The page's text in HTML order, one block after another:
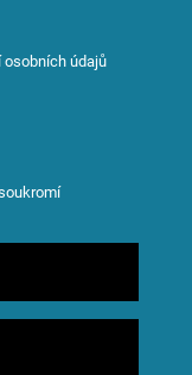
osobních údajů